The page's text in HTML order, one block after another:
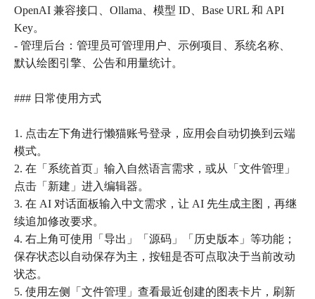
OpenAI 兼容接口、Ollama、模型 ID、Base URL 和 API
Key。
- 管理后台：管理员可管理用户、示例项目、系统名称、
默认绘图引擎、公告和用量统计。
### 日常使用方式
1. 点击左下角进行懒猫账号登录，应用会自动切换到云端
模式。
2. 在「系统首页」输入自然语言需求，或从「文件管理」
点击「新建」进入编辑器。
3. 在 AI 对话面板输入中文需求，让 AI 先生成主图，再继
续追加修改要求。
4. 右上角可使用「导出」「源码」「历史版本」等功能；
保存状态以自动保存为主，按钮是否可点取决于当前改动
状态。
5. 使用左侧「文件管理」查看最近创建的图表卡片，刷新